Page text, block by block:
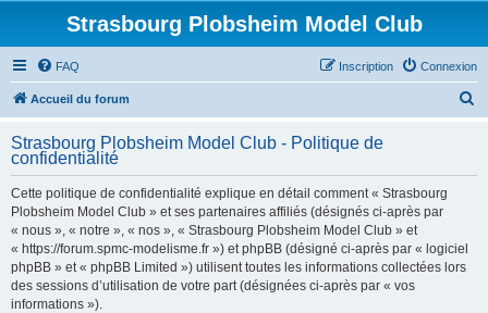
Strasbourg Plobsheim Model Club
FAQ Connexion
Inscription
Accueil du forum
h
Strasbourg Plobsheim Model Club - Politique de
confidentialité
Cette politique de confidentialité explique en détail comment « Strasbourg
Plobsheim Model Club » et ses partenaires affiliés (désignés ci-après par
« nous », « notre », « nos », « Strasbourg Plobsheim Model Club » et
« https://forum.spmc-modelisme.fr ») et phpBB (désigné ci-après par « logiciel
phpBB » et « phpBB Limited ») utilisent toutes les informations collectées lors
des sessions d’utilisation de votre part (désignées ci-après par « vos
informations »).